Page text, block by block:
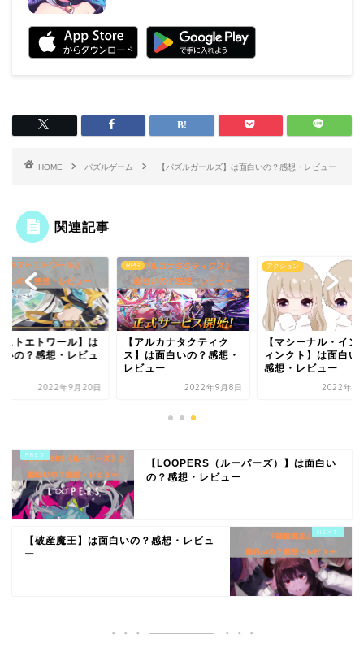
HOME パズルゲーム 【パズルガールズ】は面白いの？感想・レビュー
関連記事
ストエトワール】は
いの？感想・レビュ
2022年9月20日
RPG
【アルカナタクティク
ス】は面白いの？感想・
レビュー
2022年9月8日
アクション
【マシーナル・イン
ィンクト】は面白い
感想・レビュー
2022年10
【LOOPERS（ルーパーズ）】は面白い
の？感想・レビュー
【破産魔王】は面白いの？感想・レビュ
ー